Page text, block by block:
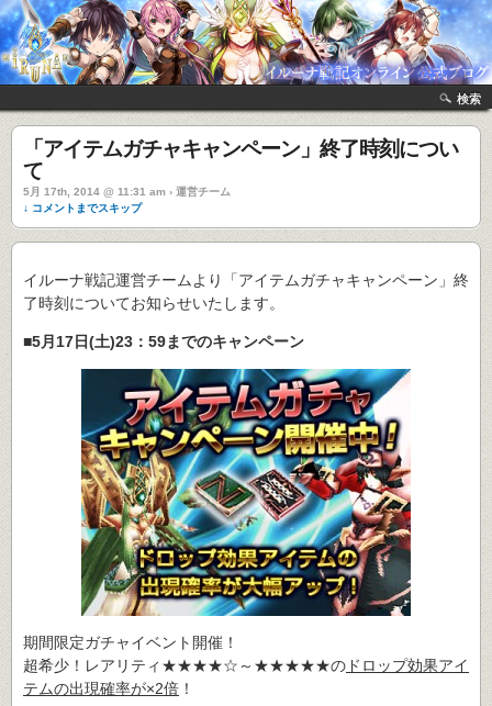
検索
「アイテムガチャキャンペーン」終了時刻につい
て
5月 17th, 2014 @ 11:31 am › 運営チーム
↓ コメントまでスキップ
イルーナ戦記運営チームより「アイテムガチャキャンペーン」終
了時刻についてお知らせいたします。
■5月17日(土)23：59までのキャンペーン
期間限定ガチャイベント開催！
超希少！レアリティ★★★★☆～★★★★★の ドロップ効果アイ
テムの出現確率が×2倍 ！